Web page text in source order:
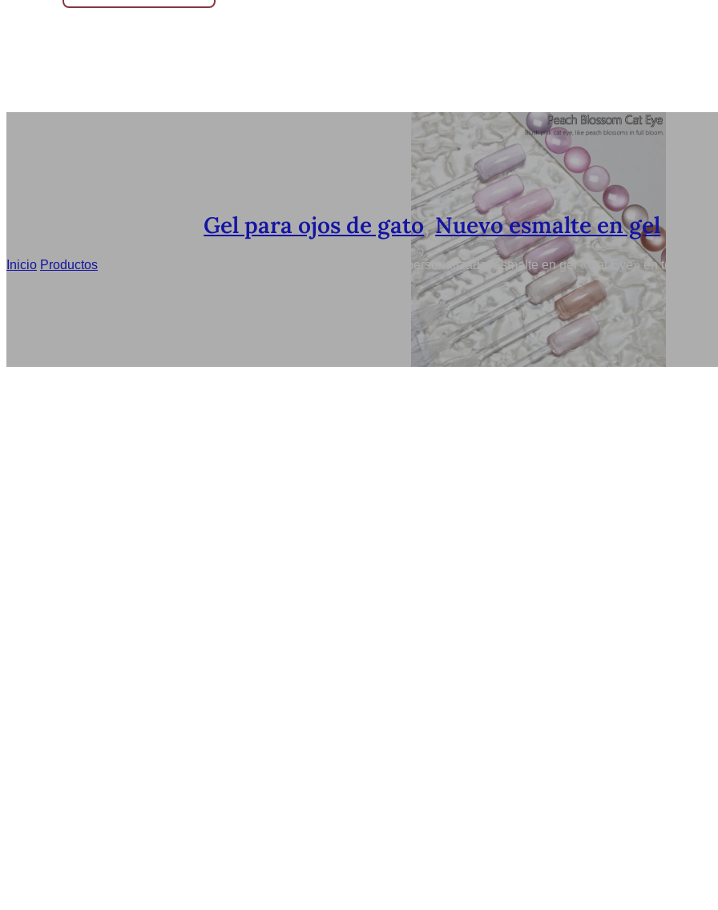
Gel para ojos de gato,Nuevo esmalte en gel
Inicio Productos
Venta al por mayor de esmalte en gel «Cat Eye» rosa personalizado; esmalte en gel «Cat Eye» en tono flor